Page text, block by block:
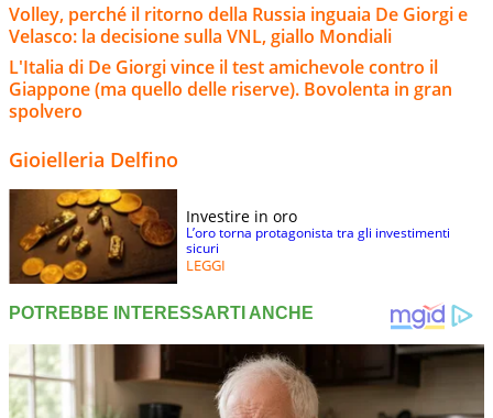
Volley, perché il ritorno della Russia inguaia De Giorgi e
Velasco: la decisione sulla VNL, giallo Mondiali
L'Italia di De Giorgi vince il test amichevole contro il
Giappone (ma quello delle riserve). Bovolenta in gran
spolvero
Gioielleria Delfino
Investire in oro
L’oro torna protagonista tra gli investimenti
sicuri
LEGGI